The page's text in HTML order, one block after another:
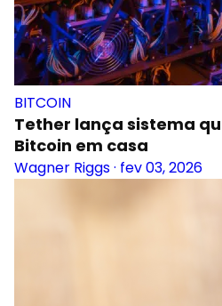
BITCOIN
Tether lança sistema
Bitcoin em casa
Wagner Riggs· fev 03, 2026